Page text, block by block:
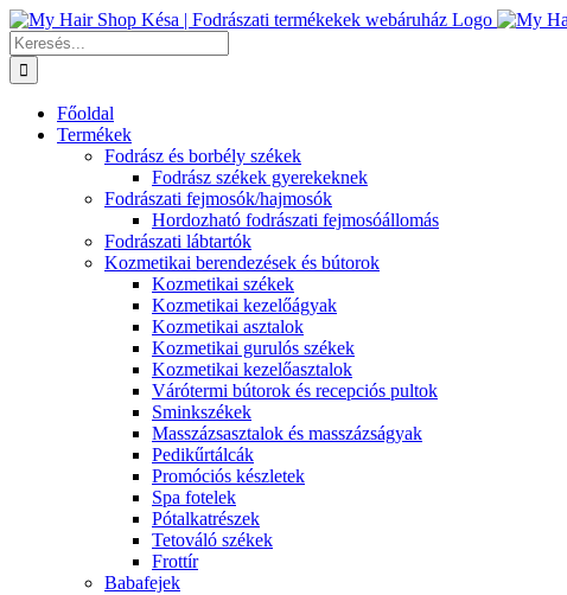
Kihagyás
Keresés...
Főoldal
Termékek
Fodrász és borbély székek
Fodrász székek gyerekeknek
Fodrászati fejmosók/hajmosók
Hordozható fodrászati fejmosóállomás
Fodrászati lábtartók
Kozmetikai berendezések és bútorok
Kozmetikai székek
Kozmetikai kezelőágyak
Kozmetikai asztalok
Kozmetikai gurulós székek
Kozmetikai kezelőasztalok
Várótermi bútorok és recepciós pultok
Sminkszékek
Masszázsasztalok és masszázságyak
Pedikűrtálcák
Promóciós készletek
Spa fotelek
Pótalkatrészek
Tetováló székek
Frottír
Babafejek